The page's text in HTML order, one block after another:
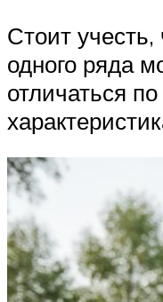
Стоит
одного ряда
отличаться